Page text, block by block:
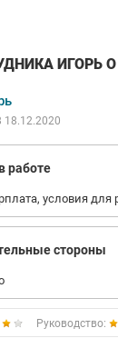
ИГОРЬ
18.12.2020
работе
условия
стороны
Руководство: